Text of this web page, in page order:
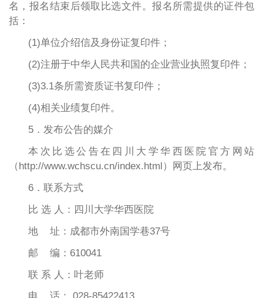
名，报名结束后领取比选文件。报名所需提供的证件包
括：
(1)单位介绍信及身份证复印件；
(2)注册于中华人民共和国的企业营业执照复印件；
(3)3.1条所需资质证书复印件；
(4)相关业绩复印件。
5．发布公告的媒介
本次比选公告在四川大学华西医院官方网站
（http://www.wchscu.cn/index.html）网页上发布。
6．联系方式
比 选 人：四川大学华西医院
地 址：成都市外南国学巷37号
邮 编：610041
联 系 人：叶老师